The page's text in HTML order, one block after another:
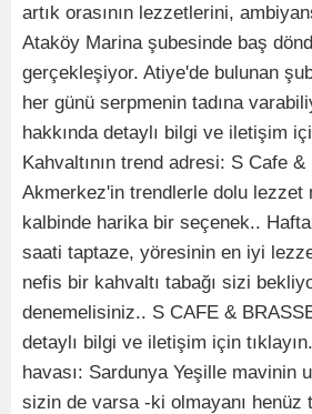
artık orasının lezzetlerini,
Ataköy Marina şubesinde baş
gerçekleşiyor. Atiye'de bulunan
her günü serpmenin tadına
hakkında detaylı bilgi ve iletişim
Kahvaltının trend adresi: S Cafe
Akmerkez'in trendlerle dolu lezzet
kalbinde harika bir seçenek..
saati taptaze, yöresinin en iyi
nefis bir kahvaltı tabağı sizi
denemelisiniz.. S CAFE &
detaylı bilgi ve iletişim için
havası: Sardunya Yeşille mavinin
sizin de varsa -ki olmayanı henüz